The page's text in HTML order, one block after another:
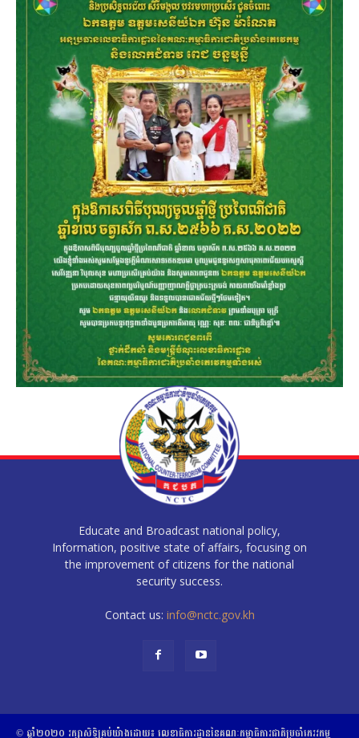
Educate and Broadcast national policy,
Information, positive state of affairs, focusing on
the improvement of citizens for the national
security success.
Contact us: info@nctc.gov.kh
© ឆ្នាំ២០២០​ ​រក្សាសិទ្ធិ​គ្រប់យ៉ាង​ដោយ​៖​ ​លេខាធិការដ្ឋាននៃគណៈកម្មាធិការជាតិប្រចាំភេរវកម្ម